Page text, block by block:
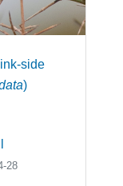
side
)
28